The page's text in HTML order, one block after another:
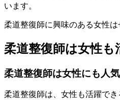
います。
柔道整復師に興味のある女性
柔道整復師は女性も
柔道整復師は女性にも人気
柔道整復師は、女性も活躍で